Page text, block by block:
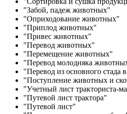
"Забой, падеж животных"
"Оприходование животных"
"Приплод животных"
"Привес животных"
"Перевод животных"
"Перемещение животных"
"Перевод молодняка
"Перевод из основного стада
"Поступление животных и
"Учетный лист тракториста-
"Путевой лист трактора"
"Путевой лист"